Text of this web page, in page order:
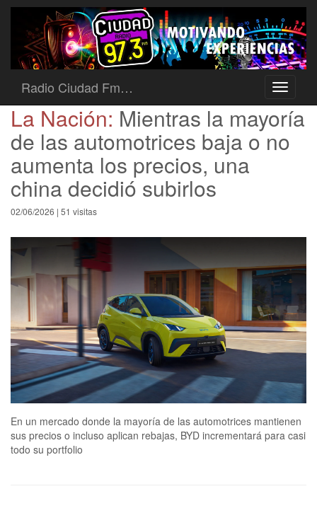
Toggle
Radio Ciudad Fm…
La Nación: Mientras la mayoría
de las automotrices baja o no
aumenta los precios, una
china decidió subirlos
02/06/2026 | 51 visitas
En un mercado donde la mayoría de las automotrices mantienen
sus precios o incluso aplican rebajas, BYD incrementará para casi
todo su portfolio